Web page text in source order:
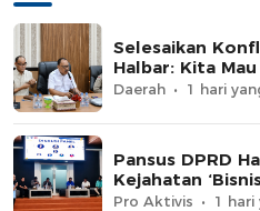
Selesaikan
Halbar: Kita
Daerah 1 hari
Pansus DPRD
Kejahatan
Pro Aktivis 1 hari